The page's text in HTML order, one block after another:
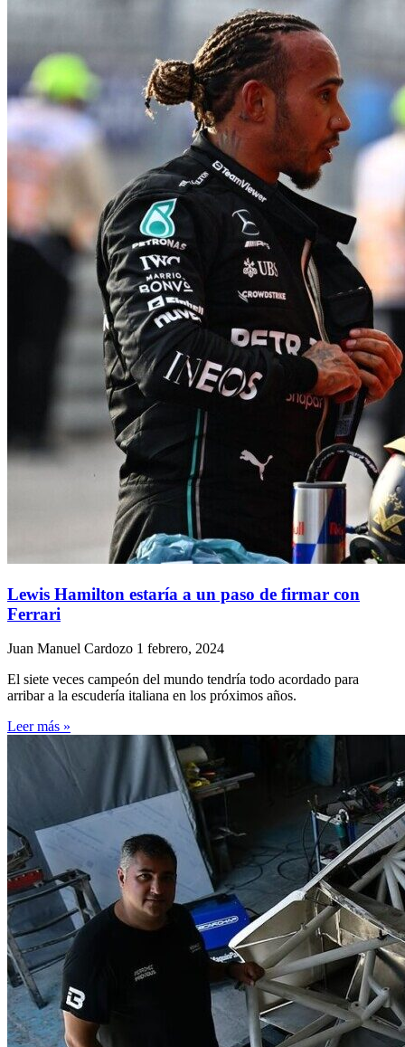
Lewis Hamilton estaría a un paso de firmar con
Ferrari
Juan Manuel Cardozo 1 febrero, 2024
El siete veces campeón del mundo tendría todo acordado para
arribar a la escudería italiana en los próximos años.
Leer más »